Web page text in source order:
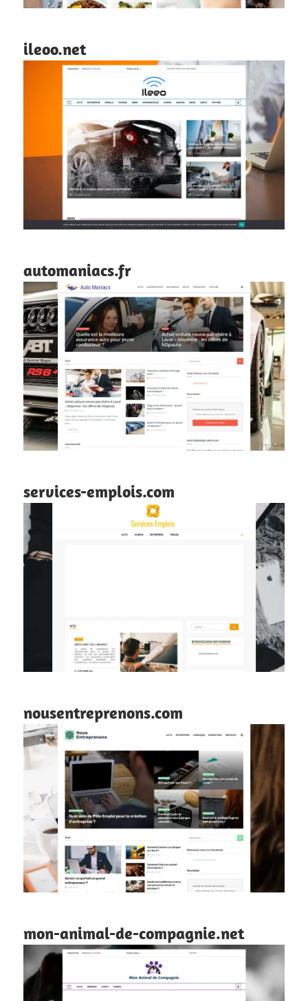
ileoo.net
automaniacs.fr
services-emplois.com
nousentreprenons.com
mon-animal-de-compagnie.net